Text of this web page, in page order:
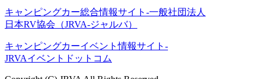
キャンピングカー総合情報サイト-一般社団法人
日本RV協会（JRVA-ジャルバ）
キャンピングカーイベント情報サイト-
JRVAイベントドットコム